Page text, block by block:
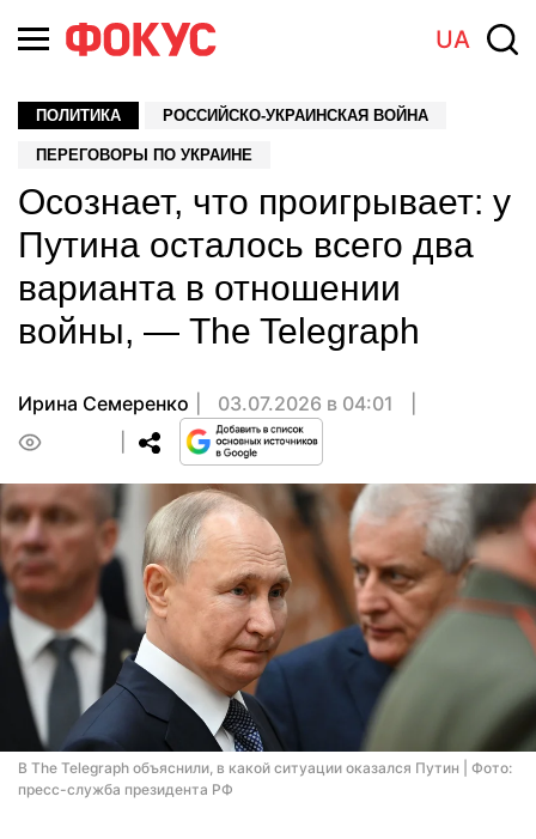
UA
ПОЛИТИКА РОССИЙСКО-УКРАИНСКАЯ ВОЙНА
ПЕРЕГОВОРЫ ПО УКРАИНЕ
Осознает, что проигрывает: у
Путина осталось всего два
варианта в отношении
войны, — The Telegraph
Ирина Семеренко
03.07.2026 в 04:01
В The Telegraph объяснили, в какой ситуации оказался Путин | Фото:
пресс-служба президента РФ